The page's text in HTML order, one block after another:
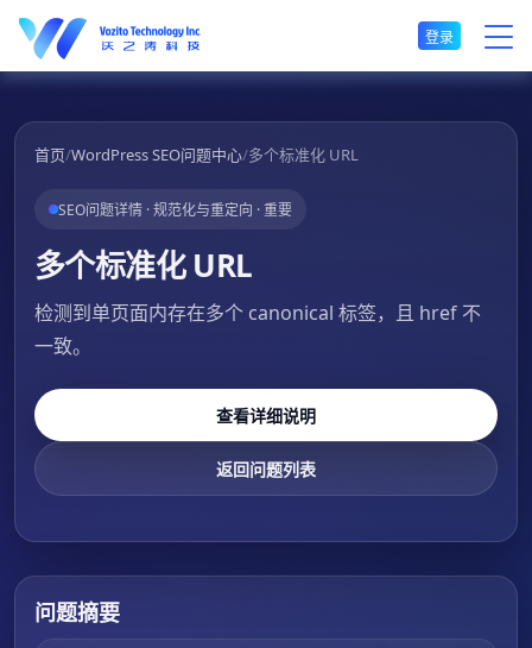
登录
首页/WordPress SEO问题中心/多个标准化 URL
SEO问题详情 · 规范化与重定向 · 重要
多个标准化 URL
检测到单页面内存在多个 canonical 标签，且 href 不
一致。
查看详细说明
返回问题列表
问题摘要